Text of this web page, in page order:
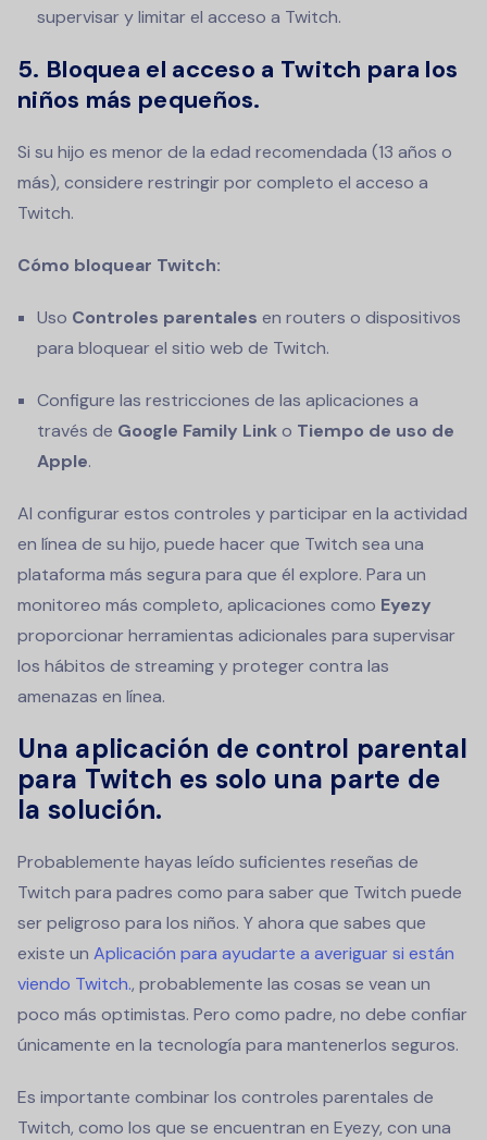
supervisar y limitar el acceso a Twitch.
5. Bloquea el acceso a Twitch para los
niños más pequeños.
Si su hijo es menor de la edad recomendada (13 años o
más), considere restringir por completo el acceso a
Twitch.
Cómo bloquear Twitch:
Uso Controles parentales en routers o dispositivos
para bloquear el sitio web de Twitch.
Configure las restricciones de las aplicaciones a
través de Google Family Linko Tiempo de uso de
Apple.
Al configurar estos controles y participar en la actividad
en línea de su hijo, puede hacer que Twitch sea una
plataforma más segura para que él explore. Para un
monitoreo más completo, aplicaciones como Eyezy
proporcionar herramientas adicionales para supervisar
los hábitos de streaming y proteger contra las
amenazas en línea.
Una aplicación de control parental
para Twitch es solo una parte de
la solución.
Probablemente hayas leído suficientes reseñas de
Twitch para padres como para saber que Twitch puede
ser peligroso para los niños. Y ahora que sabes que
existe un Aplicación para ayudarte a averiguar si están
viendo Twitch., probablemente las cosas se vean un
poco más optimistas. Pero como padre, no debe confiar
únicamente en la tecnología para mantenerlos seguros.
Es importante combinar los controles parentales de
Twitch, como los que se encuentran en Eyezy, con una